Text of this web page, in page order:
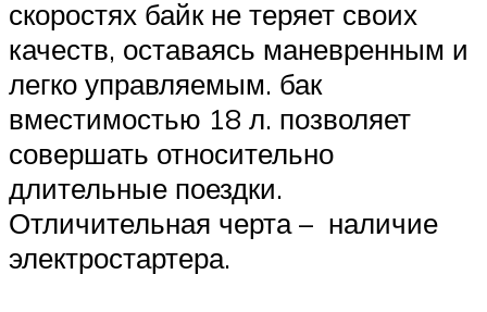
скоростях байк не теряет своих
качеств, оставаясь маневренным и
легко управляемым. бак
вместимостью 18 л. позволяет
совершать относительно
длительные поездки.
Отличительная черта – наличие
электростартера.